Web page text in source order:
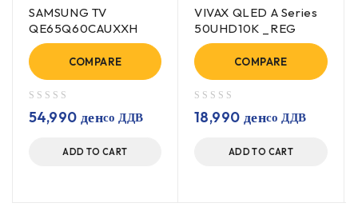
SAMSUNG TV
QE65Q60CAUXXH
COMPARE
54,990 денсо ДДВ
ADD TO CART
VIVAX QLED A Series
50UHD10K _REG
COMPARE
18,990 денсо ДДВ
ADD TO CART